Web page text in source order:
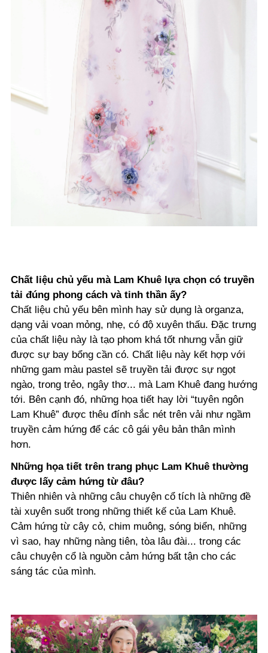
Chất liệu chủ yếu mà Lam Khuê lựa chọn có truyền
tải đúng phong cách và tinh thần ấy?
Chất liệu chủ yếu bên mình hay sử dụng là organza,
dạng vải voan mỏng, nhẹ, có độ xuyên thấu. Đặc trưng
của chất liệu này là tạo phom khá tốt nhưng vẫn giữ
được sự bay bổng cần có. Chất liệu này kết hợp với
những gam màu pastel sẽ truyền tải được sự ngọt
ngào, trong trẻo, ngây thơ... mà Lam Khuê đang hướng
tới. Bên cạnh đó, những họa tiết hay lời “tuyên ngôn
Lam Khuê” được thêu đính sắc nét trên vải như ngầm
truyền cảm hứng để các cô gái yêu bản thân mình
hơn.
Những họa tiết trên trang phục Lam Khuê thường
được lấy cảm hứng từ đâu?
Thiên nhiên và những câu chuyện cổ tích là những đề
tài xuyên suốt trong những thiết kế của Lam Khuê.
Cảm hứng từ cây cỏ, chim muông, sóng biển, những
vì sao, hay những nàng tiên, tòa lâu đài... trong các
câu chuyện cổ là nguồn cảm hứng bất tận cho các
sáng tác của mình.